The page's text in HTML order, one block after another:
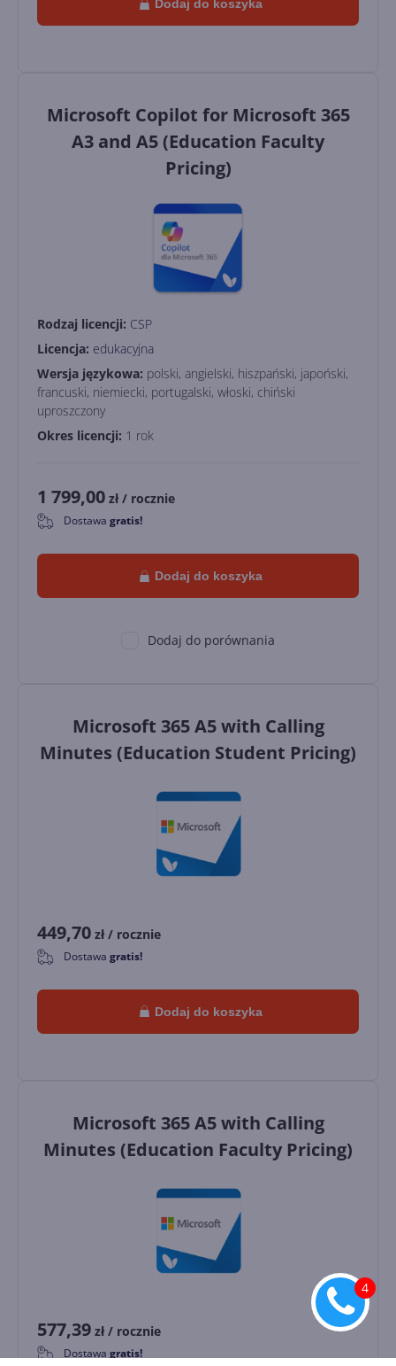
Dodaj do koszyka
Microsoft Copilot for Microsoft 365
A3 and A5 (Education Faculty
Pricing)
Rodzaj licencji: CSP
Licencja: edukacyjna
Wersja językowa: polski, angielski, hiszpański, japoński,
francuski, niemiecki, portugalski, włoski, chiński
uproszczony
Okres licencji: 1 rok
1 799,00 zł / rocznie
0 Dostawa gratis!
Dodaj do koszyka
Dodaj do porównania
Microsoft 365 A5 with Calling
Minutes (Education Student Pricing)
449,70 zł / rocznie
0 Dostawa gratis!
Dodaj do koszyka
Microsoft 365 A5 with Calling
Minutes (Education Faculty Pricing)
577,39 zł / rocznie
0 Dostawa gratis!